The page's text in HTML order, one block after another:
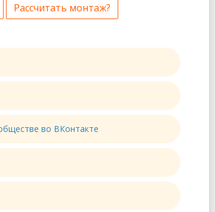
Рассчитать монтаж?
во ВКонтакте